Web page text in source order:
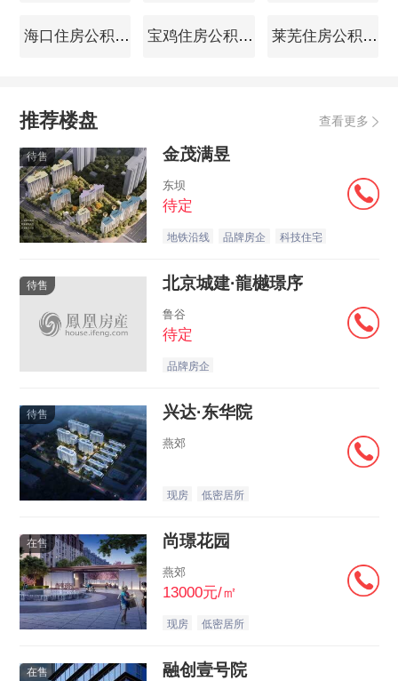
海口住房公积金查询 宝鸡住房公积金查询 莱芜住房公积金查询
推荐楼盘 查看更多
待售 金茂满昱
东坝
待定
地铁沿线 品牌房企 科技住宅
待售 北京城建·龍樾璟序
鲁谷
待定
品牌房企
待售 兴达·东华院
燕郊
现房 低密居所
在售 尚璟花园
燕郊
13000元/㎡
现房 低密居所
在售 融创壹号院